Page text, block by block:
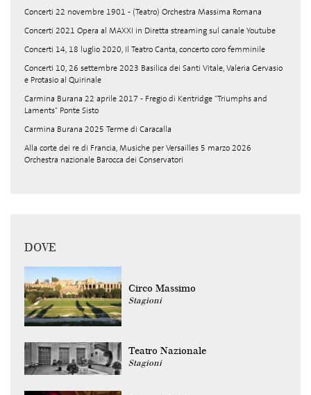
Concerti 22 novembre 1901 - (Teatro) Orchestra Massima Romana
Concerti 2021 Opera al MAXXI in Diretta streaming sul canale Youtube
Concerti 14, 18 luglio 2020, Il Teatro Canta, concerto coro femminile
Concerti 10, 26 settembre 2023 Basilica dei Santi Vitale, Valeria Gervasio
e Protasio al Quirinale
Carmina Burana 22 aprile 2017 - Fregio di Kentridge "Triumphs and
Laments" Ponte Sisto
Carmina Burana 2025 Terme di Caracalla
Alla corte dei re di Francia, Musiche per Versailles 5 marzo 2026
Orchestra nazionale Barocca dei Conservatori
DOVE
Circo Massimo
Stagioni
Teatro Nazionale
Stagioni